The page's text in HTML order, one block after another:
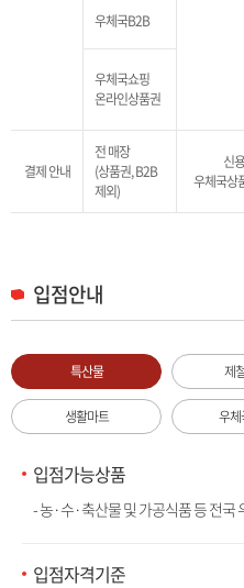
우체국B2B
우체국쇼핑
온라인상품권
결제 안내
전 매장
(상품권, B2B
제외)
신
우체국상
입점안내
특산물 제
생활마트 우체
입점가능상품
- 농·수·축산물 및 가공식품 등 전국
입점자격기준